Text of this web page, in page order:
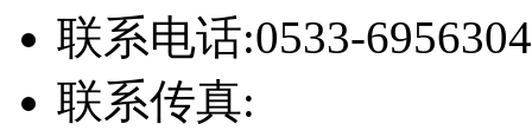
联系电话:0533-6956304
联系传真: